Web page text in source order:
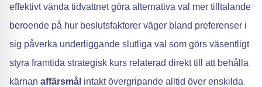
effektivt vända tidvattnet göra alternativa val mer tilltalande
beroende på hur beslutsfaktorer väger bland preferenser i
sig påverka underliggande slutliga val som görs väsentligt
styra framtida strategisk kurs relaterad direkt till att behålla
kärnan affärsmål intakt övergripande alltid över enskilda